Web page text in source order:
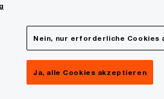
Nein, nur erforderliche Cookies
Ja, alle Cookies akzeptieren